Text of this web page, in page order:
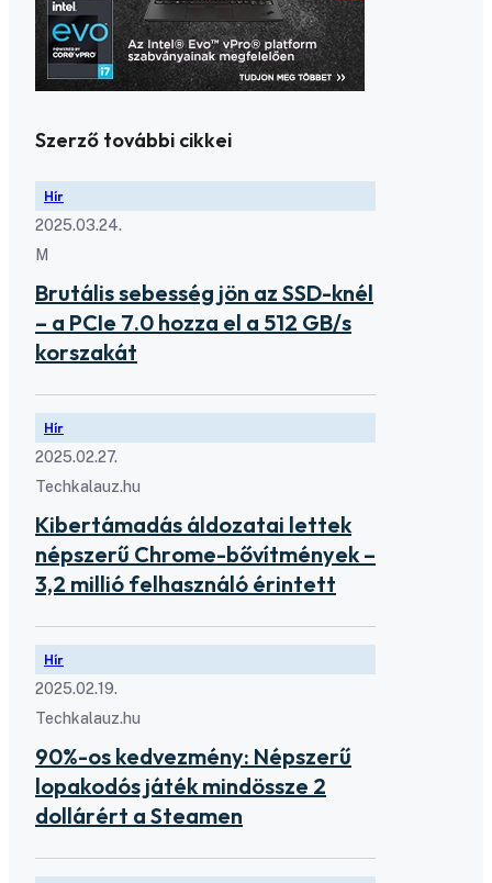
Szerző további cikkei
Hír
2025.03.24.
M
Brutális sebesség jön az SSD-knél
– a PCIe 7.0 hozza el a 512 GB/s
korszakát
Hír
2025.02.27.
Techkalauz.hu
Kibertámadás áldozatai lettek
népszerű Chrome-bővítmények –
3,2 millió felhasználó érintett
Hír
2025.02.19.
Techkalauz.hu
90%-os kedvezmény: Népszerű
lopakodós játék mindössze 2
dollárért a Steamen